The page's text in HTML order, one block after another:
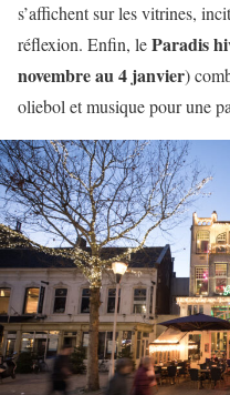
s’affichent sur les vitrines,
réflexion. Enfin, leParadis
novembre au 4 janvier)
oliebol et musique pour une